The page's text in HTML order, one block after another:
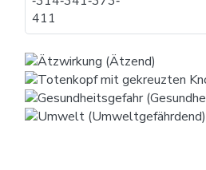
411